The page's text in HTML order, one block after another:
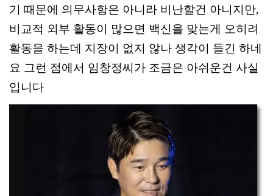
기 때문에 의무사항은 아니라 비난할건 아니지만,
비교적 외부 활동이 많으면 백신을 맞는게 오히려
활동을 하는데 지장이 없지 않나 생각이 들긴 하네
요 그런 점에서 임창정씨가 조금은 아쉬운건 사실
입니다